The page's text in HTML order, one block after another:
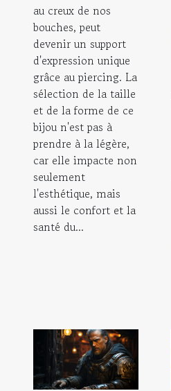
au creux de nos
bouches, peut
devenir un support
d'expression unique
grâce au piercing. La
sélection de la taille
et de la forme de ce
bijou n'est pas à
prendre à la légère,
car elle impacte non
seulement
l'esthétique, mais
aussi le confort et la
santé du...